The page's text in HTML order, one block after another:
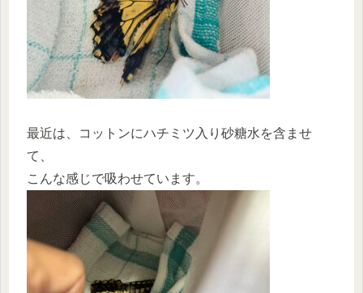
最近は、コットンにハチミツ入り砂糖水を含ませ
て、
こんな感じで吸わせています。